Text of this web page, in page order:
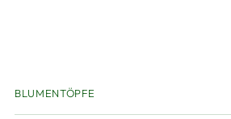
BLUMENTÖPFE